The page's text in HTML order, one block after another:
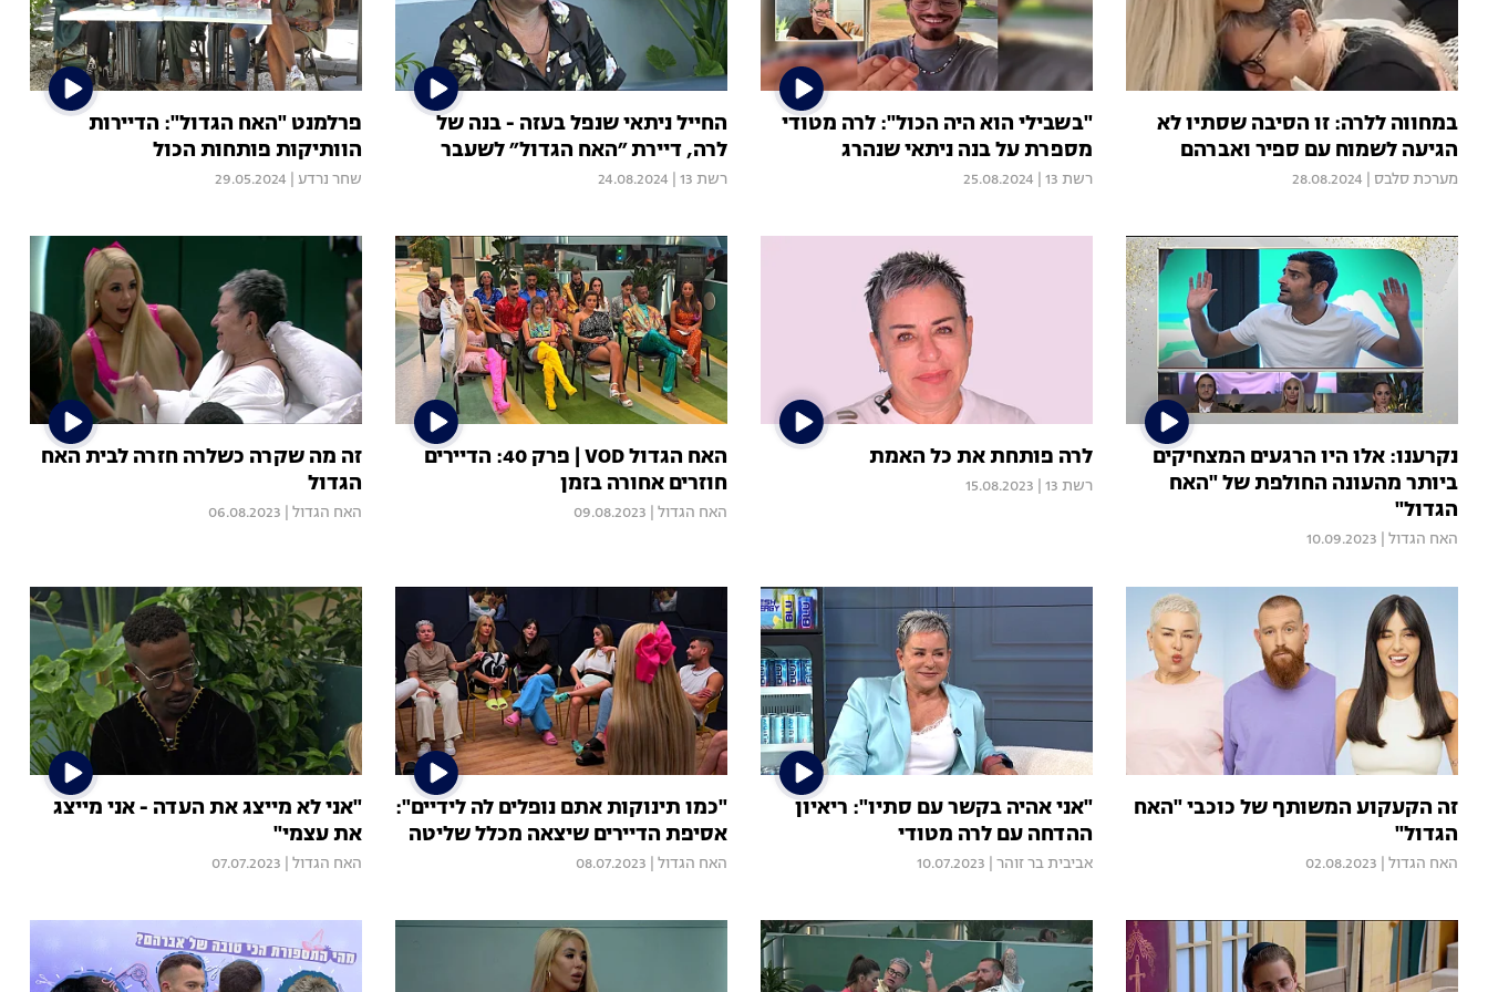
במחווה ללרה: זו הסיבה שסתיו לא
הגיעה לשמוח עם ספיר ואברהם
מערכת סלבס 28.08.2024
"בשבילי הוא היה הכול": לרה מטודי
מספרת על בנה ניתאי שנהרג
רשת 13 25.08.2024
החייל ניתאי שנפל בעזה - בנה של
לרה, דיירת ״האח הגדול״ לשעבר
רשת 13 24.08.2024
פרלמנט "האח הגדול": הדיירות
הוותיקות פותחות הכול
שחר נרדע 29.05.2024
נקרענו: אלו היו הרגעים המצחיקים
ביותר מהעונה החולפת של "האח
הגדול"
האח הגדול 10.09.2023
לרה פותחת את כל האמת
רשת 13 15.08.2023
האח הגדול VOD | פרק 40: הדיירים
חוזרים אחורה בזמן
האח הגדול 09.08.2023
זה מה שקרה כשלרה חזרה לבית האח
הגדול
האח הגדול 06.08.2023
זה הקעקוע המשותף של כוכבי "האח
הגדול"
האח הגדול 02.08.2023
"אני אהיה בקשר עם סתיו": ריאיון
ההדחה עם לרה מטודי
אביבית בר זוהר 10.07.2023
"כמו תינוקות אתם נופלים לה לידיים":
אסיפת הדיירים שיצאה מכלל שליטה
האח הגדול 08.07.2023
"אני לא מייצג את העדה - אני מייצג
את עצמי"
האח הגדול 07.07.2023